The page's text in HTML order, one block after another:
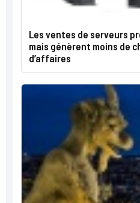
Les ventes de serveurs
mais génèrent moins de
d’affaires